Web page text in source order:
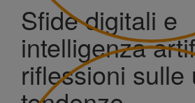
Sfide digitali e
intelligenza
riflessioni sulle